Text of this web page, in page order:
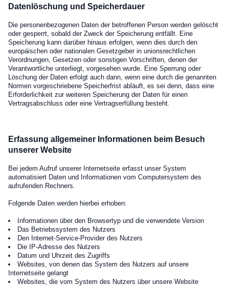
Datenlöschung und Speicherdauer
Die personenbezogenen Daten der betroffenen Person werden gelöscht
oder gesperrt, sobald der Zweck der Speicherung entfällt. Eine
Speicherung kann darüber hinaus erfolgen, wenn dies durch den
europäischen oder nationalen Gesetzgeber in unionsrechtlichen
Verordnungen, Gesetzen oder sonstigen Vorschriften, denen der
Verantwortliche unterliegt, vorgesehen wurde. Eine Sperrung oder
Löschung der Daten erfolgt auch dann, wenn eine durch die genannten
Normen vorgeschriebene Speicherfrist abläuft, es sei denn, dass eine
Erforderlichkeit zur weiteren Speicherung der Daten für einen
Vertragsabschluss oder eine Vertragserfüllung besteht.
Erfassung allgemeiner Informationen beim Besuch
unserer Website
Bei jedem Aufruf unserer Internetseite erfasst unser System
automatisiert Daten und Informationen vom Computersystem des
aufrufenden Rechners.
Folgende Daten werden hierbei erhoben:
Informationen über den Browsertyp und die verwendete Version
Das Betriebssystem des Nutzers
Den Internet-Service-Provider des Nutzers
Die IP-Adresse des Nutzers
Datum und Uhrzeit des Zugriffs
Websites, von denen das System des Nutzers auf unsere
Internetseite gelangt
Websites, die vom System des Nutzers über unsere Website